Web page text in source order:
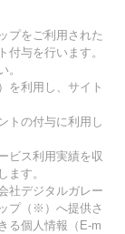
プをご利用された
与を行います。
。
を利用し、サイト
トの付与に利用し
ビス利用実績を収
ます。
社デジタルガレー
プ（※）へ提供さ
る個人情報（E-m